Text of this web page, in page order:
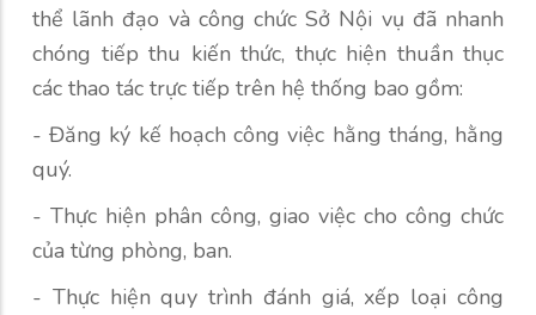
thể lãnh đạo và công chức Sở Nội vụ đã nhanh
chóng tiếp thu kiến thức, thực hiện thuần thục
các thao tác trực tiếp trên hệ thống bao gồm:
- Đăng ký kế hoạch công việc hằng tháng, hằng
quý.
- Thực hiện phân công, giao việc cho công chức
của từng phòng, ban.
- Thực hiện quy trình đánh giá, xếp loại công